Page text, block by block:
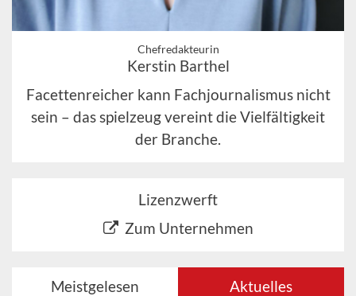
Chefredakteurin
Kerstin Barthel
Facettenreicher kann Fachjournalismus nicht
sein – das spielzeug vereint die Vielfältigkeit
der Branche.
Lizenzwerft
Zum Unternehmen
Meistgelesen Aktuelles